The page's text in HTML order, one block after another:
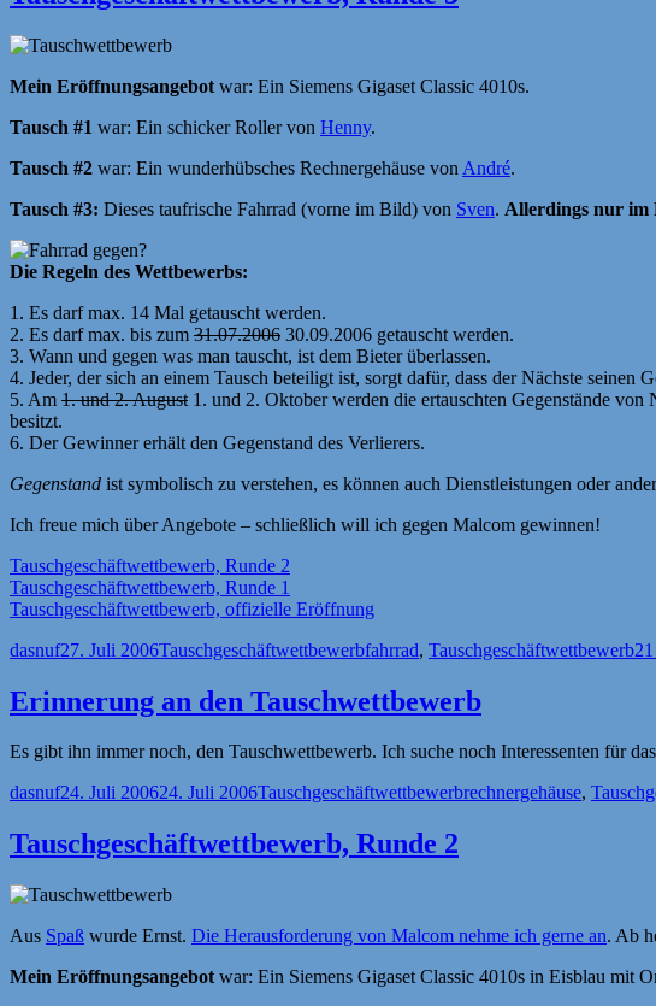
Mein Eröffnungsangebot war: Ein Siemens Gigaset Classic 4010s.
Tausch #1 war: Ein schicker Roller von Henny.
Tausch #2 war: Ein wunderhübsches Rechnergehäuse von André.
Tausch #3: Dieses taufrische Fahrrad (vorne im Bild) von Sven. Allerdings nur im
Die Regeln des Wettbewerbs:
1. Es darf max. 14 Mal getauscht werden.
2. Es darf max. bis zum 31.07.2006 30.09.2006 getauscht werden.
3. Wann und gegen was man tauscht, ist dem Bieter überlassen.
4. Jeder, der sich an einem Tausch beteiligt ist, sorgt dafür, dass der Nächste seinen
5. Am 1. und 2. August 1. und 2. Oktober werden die ertauschten Gegenstände
besitzt.
6. Der Gewinner erhält den Gegenstand des Verlierers.
Gegenstand ist symbolisch zu verstehen, es können auch Dienstleistungen oder
Ich freue mich über Angebote – schließlich will ich gegen Malcom gewinnen!
Tauschgeschäftwettbewerb, Runde 2
Tauschgeschäftwettbewerb, Runde 1
Tauschgeschäftwettbewerb, offizielle Eröffnung
Autor
dasnufVeröffentlicht
27. Juli 2006Kategorien
TauschgeschäftwettbewerbSchlagwörter
fahrrad, Tauschgeschäftwettbewerb
Erinnerung an den Tauschwettbewerb
Es gibt ihn immer noch, den Tauschwettbewerb. Ich suche noch Interessenten für
Autor
dasnufVeröffentlicht
24. Juli 200624. Juli 2006Kategorien
TauschgeschäftwettbewerbSchlagwörter
rechnergehäuse,
Tauschgeschäftwettbewerb, Runde 2
Aus Spaß wurde Ernst. Die Herausforderung von Malcom nehme ich gerne an. Ab
Mein Eröffnungsangebot war: Ein Siemens Gigaset Classic 4010s in Eisblau mit